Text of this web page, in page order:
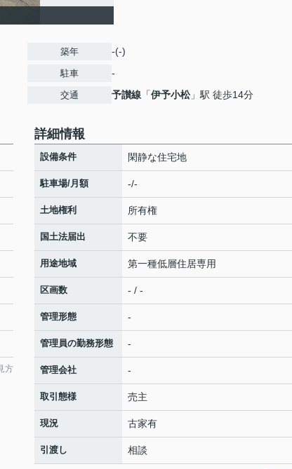
築年 -(-)
駐車 -
交通 予讃線 「伊予小松」駅 徒歩14分
方
詳細情報
設備条件 閑静な住宅地
駐車場/月額 -/-
土地権利 所有権
国土法届出 不要
用途地域 第一種低層住居専用
区画数 - / -
管理形態 -
管理員の勤務形態 -
管理会社 -
取引態様 売主
現況 古家有
引渡し 相談